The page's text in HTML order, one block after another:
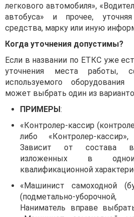
легкового автомобиля»,
автобуса» и прочее,
средства, марку или иную
Когда уточнения допустимы?
Если в названии по ЕТКС уже
уточнения места работы,
используемого
может выбрать один из
ПРИМЕРЫ:
«Контролер-кассир
либо «Контролер-
Зависит от состава
изложенных в
квалификационной
«Машинист самоходной
(подметально-
Наниматель вправе